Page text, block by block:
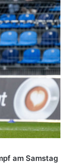
am Samstag